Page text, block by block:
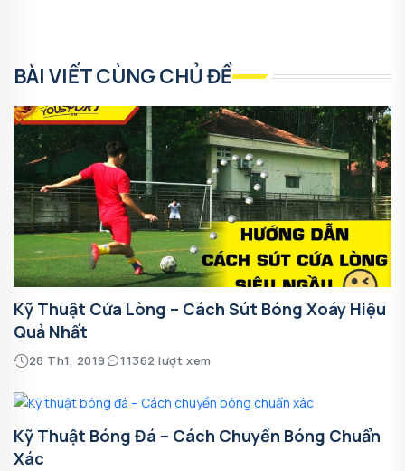
BÀI VIẾT CÙNG CHỦ ĐỀ
Kỹ Thuật Cứa Lòng – Cách Sút Bóng Xoáy Hiệu
Quả Nhất
28 Th1, 2019 11362 lượt xem
Kỹ Thuật Bóng Đá – Cách Chuyền Bóng Chuẩn
Xác